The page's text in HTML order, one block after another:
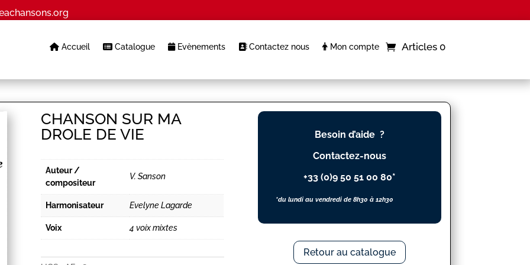
Accueil Catalogue Evènements Contactez nous Mon compte Articles 0
CHANSON SUR MA
DROLE DE VIE
Auteur /
compositeur
V. Sanson
Harmonisateur Evelyne Lagarde
Voix 4 voix mixtes
Besoin d’aide ?
Contactez-nous
+33 (0)9 50 51 00 80*
*du lundi au vendredi de 8h30 à 12h30
Retour au catalogue